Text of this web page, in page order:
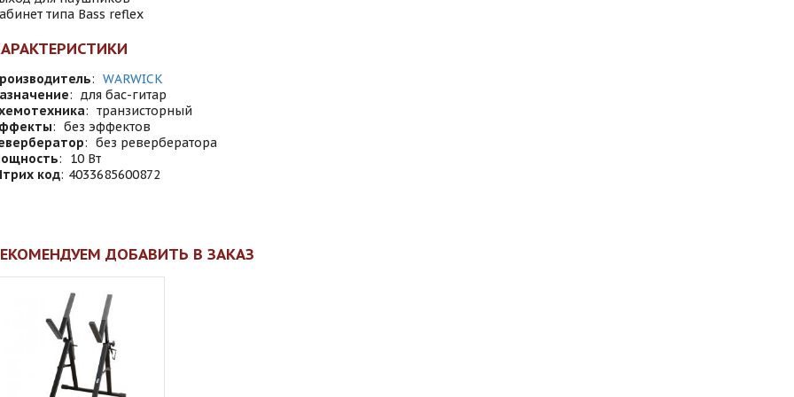
типа Bass reflex
: WARWICK
: для бас-гитар
: транзисторный
: без эффектов
: без ревербератора
:
10 Вт
код: 4033685600872
ДОБАВИТЬ В ЗАКАЗ